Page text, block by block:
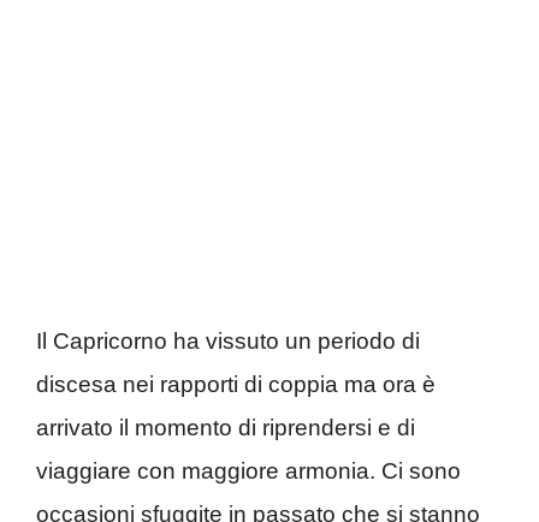
Il Capricorno ha vissuto un periodo di
discesa nei rapporti di coppia ma ora è
arrivato il momento di riprendersi e di
viaggiare con maggiore armonia. Ci sono
occasioni sfuggite in passato che si stanno